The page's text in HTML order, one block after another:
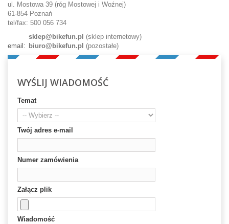
ul. Mostowa 39 (róg Mostowej i Woźnej)
61-854 Poznań
tel/fax: 500 056 734
email:
sklep@bikefun.pl (sklep internetowy)
biuro@bikefun.pl (pozostałe)
WYŚLIJ WIADOMOŚĆ
Temat
Twój adres e-mail
Numer zamówienia
Załącz plik
Wiadomość